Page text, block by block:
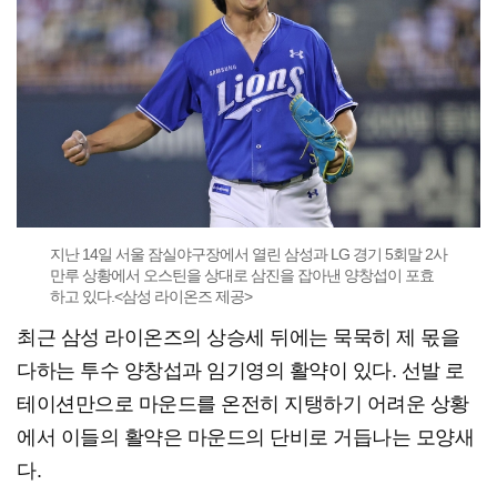
지난 14일 서울 잠실야구장에서 열린 삼성과 LG 경기 5회말 2사
만루 상황에서 오스틴을 상대로 삼진을 잡아낸 양창섭이 포효
하고 있다.<삼성 라이온즈 제공>
최근 삼성 라이온즈의 상승세 뒤에는 묵묵히 제 몫을
다하는 투수 양창섭과 임기영의 활약이 있다. 선발 로
테이션만으로 마운드를 온전히 지탱하기 어려운 상황
에서 이들의 활약은 마운드의 단비로 거듭나는 모양새
다.